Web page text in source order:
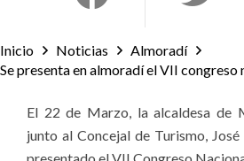
Inicio Noticias
Almoradí
Se presenta en almoradí el VII congreso
El 22 de Marzo, la alcaldesa de
junto al Concejal de Turismo,